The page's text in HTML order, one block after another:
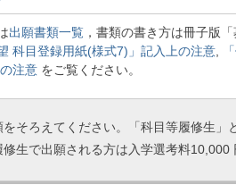
出願書類一覧 ，書類の書き方は冊子版
科目登録用紙(様式7)」記入上の注意,
注意 をご覧ください。
をそろえてください。「科目等履修生」
生で出願される方は入学選考料10,000